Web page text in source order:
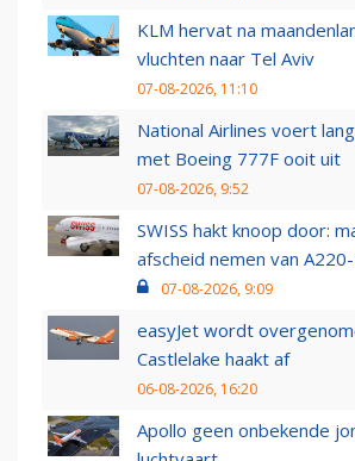
KLM hervat na
vluchten naar Tel Aviv
07-08-2026, 11:10
National Airlines voert
met Boeing 777F ooit uit
07-08-2026, 9:52
SWISS hakt knoop door:
afscheid nemen van
07-08-2026, 9:09
easyJet wordt
Castlelake haakt af
06-08-2026, 16:20
Apollo geen onbekende